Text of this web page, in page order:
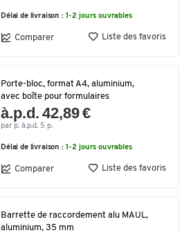
Délai de livraison : 1-2 jours ouvrables
Comparer Liste des favoris
Porte-bloc, format A4, aluminium,
avec boîte pour formulaires
à.p.d. 42,89 €
par p. à.p.d. 5 p.
Délai de livraison : 1-2 jours ouvrables
Comparer Liste des favoris
Barrette de raccordement alu MAUL,
aluminium, 35 mm